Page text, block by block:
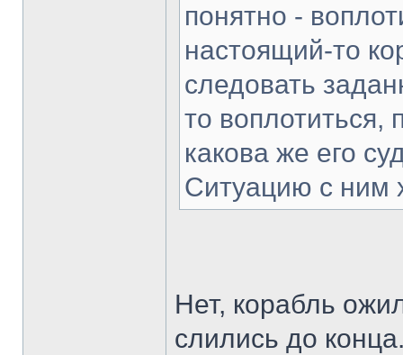
понятно -
настоящий-то
следовать
то воплотиться,
какова же его
Ситуацию с ним
Нет, корабль
слились до